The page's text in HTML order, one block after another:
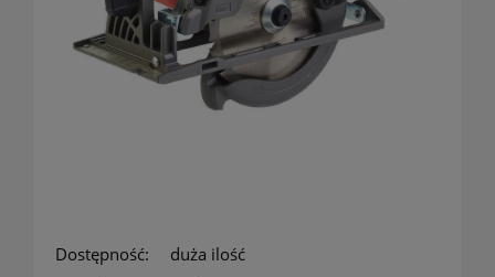
Dostępność:
duża ilość